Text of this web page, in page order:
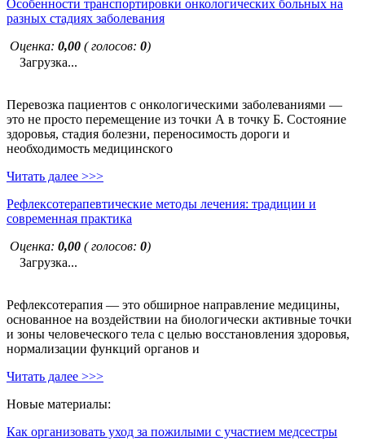
Особенности транспортировки онкологических больных на
разных стадиях заболевания
Оценка: 0,00 ( голосов: 0)
Загрузка...
Перевозка пациентов с онкологическими заболеваниями —
это не просто перемещение из точки А в точку Б. Состояние
здоровья, стадия болезни, переносимость дороги и
необходимость медицинского
Читать далее >>>
Рефлексотерапевтические методы лечения: традиции и
современная практика
Оценка: 0,00 ( голосов: 0)
Загрузка...
Рефлексотерапия — это обширное направление медицины,
основанное на воздействии на биологически активные точки
и зоны человеческого тела с целью восстановления здоровья,
нормализации функций органов и
Читать далее >>>
Новые материалы:
Как организовать уход за пожилыми с участием медсестры